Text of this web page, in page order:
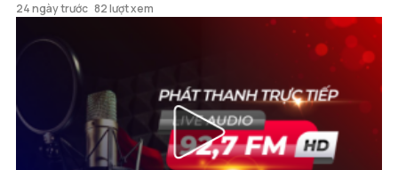
24 ngày trước 82 lượt xem